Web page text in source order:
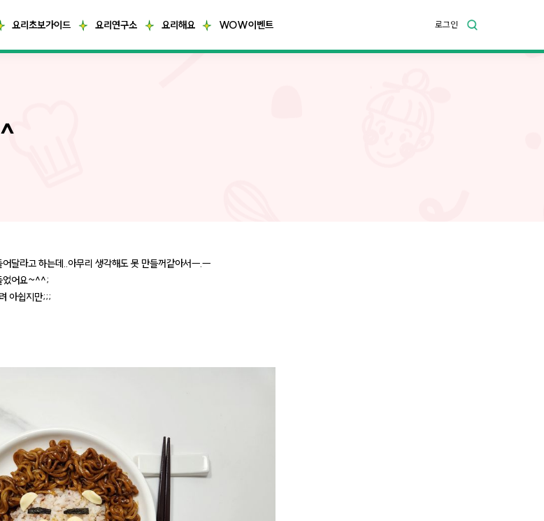
요리초보가이드 요리연구소 요리해요 WOW이벤트 로그인
달라고 하는데..아무리 생각해도 못 만들꺼같아서ㅡ.ㅡ
었어요~^^;
아쉽지만;;;